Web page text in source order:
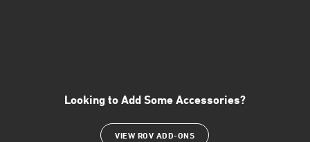
Looking to Add Some Accessories?
VIEW ROV ADD-ONS